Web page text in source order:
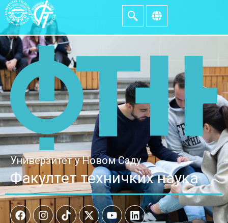
Универзитет у Новом Саду
Факултет техничких наука